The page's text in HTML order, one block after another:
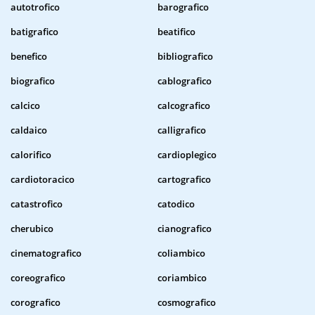
autotrofico
barografico
batigrafico
beatifico
benefico
bibliografico
biografico
cablografico
calcico
calcografico
caldaico
calligrafico
calorifico
cardioplegico
cardiotoracico
cartografico
catastrofico
catodico
cherubico
cianografico
cinematografico
coliambico
coreografico
coriambico
corografico
cosmografico